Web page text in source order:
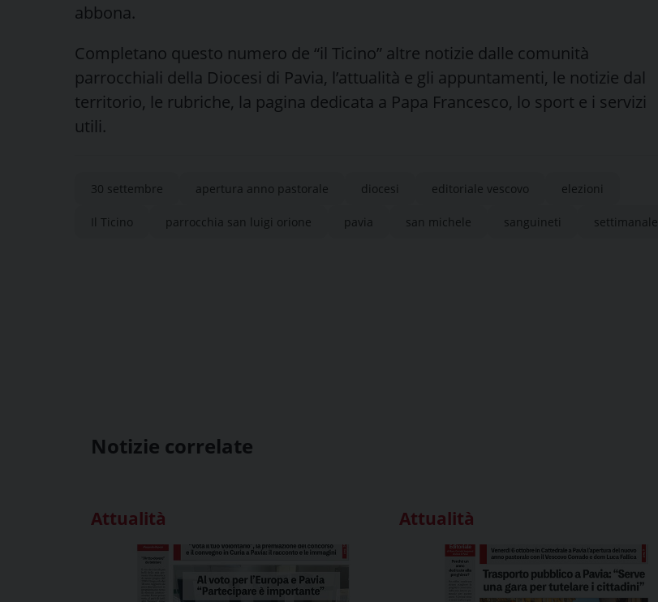
abbona.
Completano questo numero de “il Ticino” altre notizie dalle comunità
parrocchiali della Diocesi di Pavia, l’attualità e gli appuntamenti, le notizie dal
territorio, le rubriche, la pagina dedicata a Papa Francesco, lo sport e i servizi
utili.
30 settembre apertura anno pastorale diocesi editoriale vescovo elezioni
Il Ticino parrocchia san luigi orione pavia san michele sanguineti settimanale
Notizie correlate
Attualità Attualità